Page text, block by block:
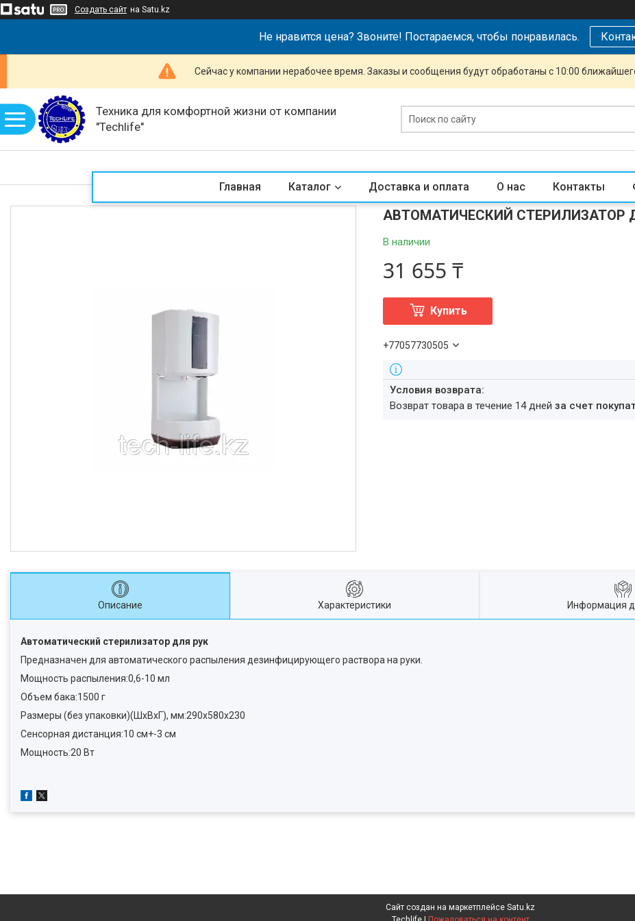
Создать сайт на Satu.kz
Не нравится цена? Звоните! Постараемся, чтобы понравилась.
Сейчас у компании нерабочее время. Заказы и сообщения будут обработаны с 10:00
Техника для комфортной жизни от компании
"Techlife"
Главная Каталог Доставка и оплата О нас Контакты
АВТОМАТИЧЕСКИЙ СТЕРИЛИЗАТОР
В наличии
31 655 ₸
Купить
+77057730505
возврат товара в течение 14 днейза счет
Описание Характеристики Информация
Автоматический стерилизатор для рук
Предназначен для автоматического распыления дезинфицирующего раствора на руки.
Мощность распыления:0,6-10 мл
Объем бака:1500 г
Размеры (без упаковки)(ШхВхГ), мм:290x580x230
Сенсорная дистанция:10 см+-3 см
Мощность:20 Вт
Сайт создан на маркетплейсе Satu.kz